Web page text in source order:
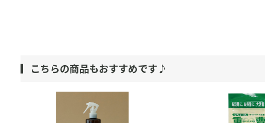
こちらの商品もおすすめです♪